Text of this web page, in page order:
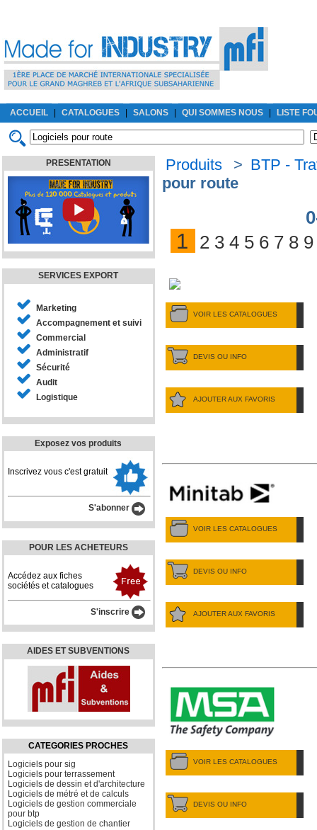
ACCUEIL CATALOGUES SALONS QUI SOMMES NOUS LISTE
PRESENTATION
SERVICES EXPORT
Marketing
Accompagnement et suivi
Commercial
Administratif
Sécurité
Audit
Logistique
Exposez vos produits
Inscrivez vous c'est gratuit
S'abonner
POUR LES ACHETEURS
Accédez aux fiches
sociétés et catalogues
S'inscrire
AIDES ET SUBVENTIONS
CATEGORIES PROCHES
Logiciels pour sig
Logiciels pour terrassement
Logiciels de dessin et d'architecture
Logiciels de métré et de calculs
Logiciels de gestion commerciale
pour btp
Logiciels de gestion de chantier
Produits > BTP -
pour route
1 2 3 4 5 6 7 8 9
VOIR LES CATALOGUES
DEVIS OU INFO
AJOUTER AUX FAVORIS
VOIR LES CATALOGUES
DEVIS OU INFO
AJOUTER AUX FAVORIS
VOIR LES CATALOGUES
DEVIS OU INFO